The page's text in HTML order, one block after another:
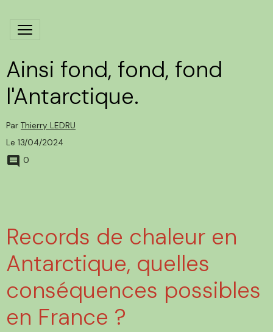
Ainsi fond, fond, fond
l'Antarctique.
Par Thierry LEDRU
Le 13/04/2024
0
Records de chaleur en
Antarctique, quelles
conséquences possibles
en France ?